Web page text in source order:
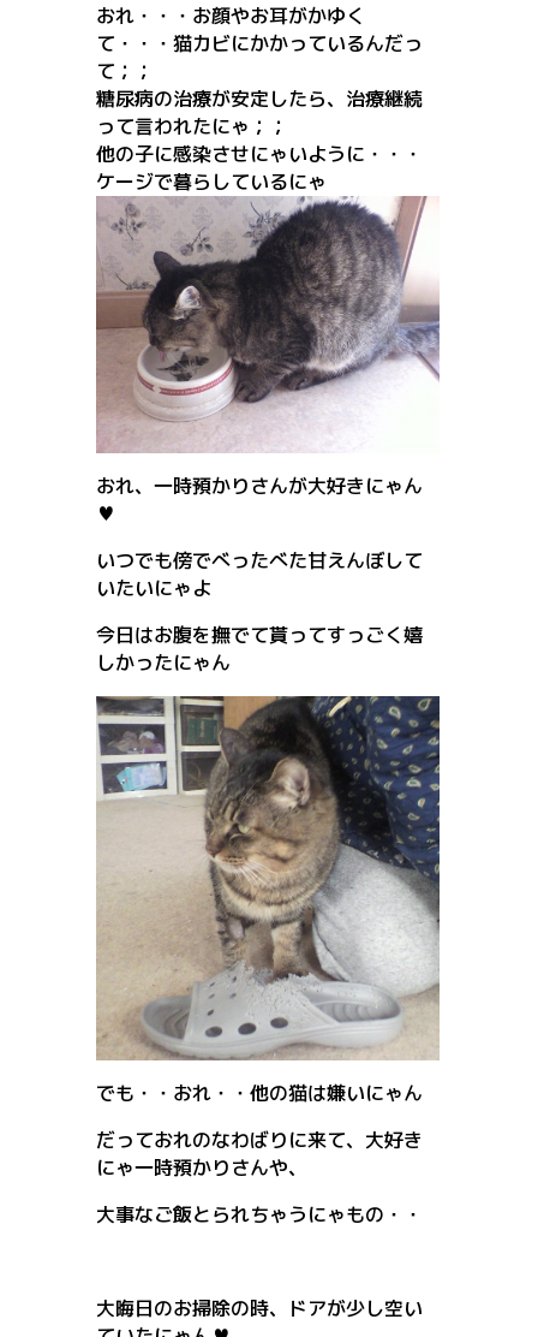
おれ・・・お顔やお耳がかゆく
て・・・猫カビにかかっているんだっ
て；；
糖尿病の治療が安定したら、治療継続
って言われたにゃ；；
他の子に感染させにゃいように・・・
ケージで暮らしているにゃ
おれ、一時預かりさんが大好きにゃん
♥
いつでも傍でべったべた甘えんぼして
いたいにゃよ
今日はお腹を撫でて貰ってすっごく嬉
しかったにゃん
でも・・おれ・・他の猫は嫌いにゃん
だっておれのなわばりに来て、大好き
にゃ一時預かりさんや、
大事なご飯とられちゃうにゃもの・・
大晦日のお掃除の時、ドアが少し空い